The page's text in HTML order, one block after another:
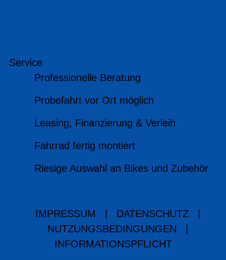
Service
Professionelle Beratung
Probefahrt vor Ort möglich
Leasing, Finanzierung & Verleih
Fahrrad fertig montiert
Riesige Auswahl an Bikes und Zubehör
IMPRESSUM DATENSCHUTZ
NUTZUNGSBEDINGUNGEN
INFORMATIONSPFLICHT